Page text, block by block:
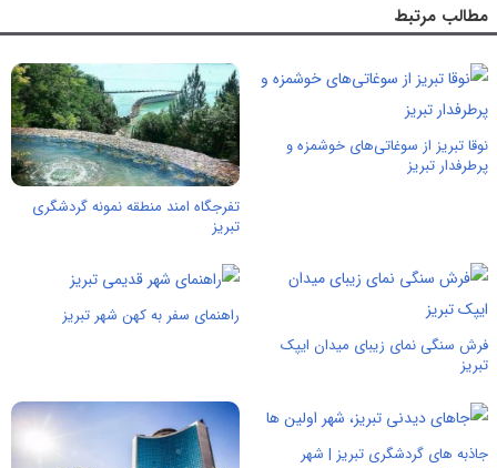
مطالب مرتبط
نوقا تبریز از سوغاتی‌های خوشمزه و
پرطرفدار تبریز
تفرجگاه امند منطقه نمونه گردشگری
تبریز
فرش سنگی نمای زیبای میدان ایپک
تبریز
راهنمای سفر به کهن شهر تبریز
جاذبه های گردشگری تبریز | شهر